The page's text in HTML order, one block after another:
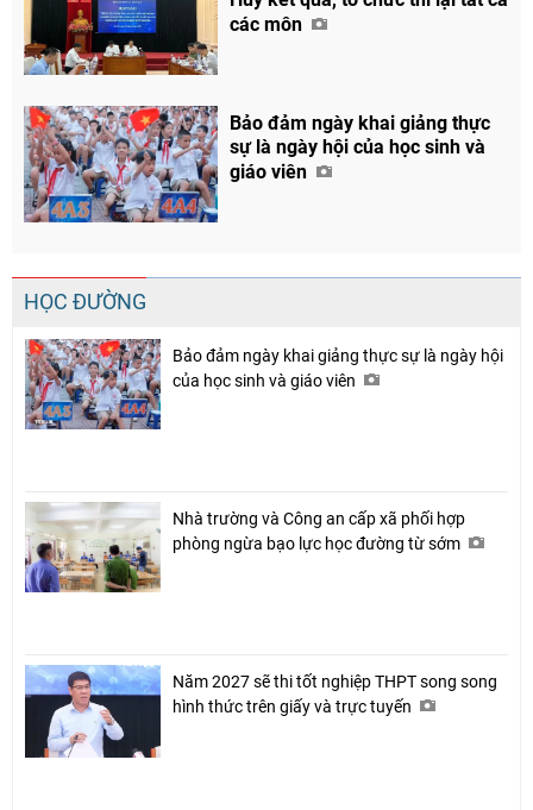
các môn
Bảo đảm ngày khai giảng thực
sự là ngày hội của học sinh và
giáo viên
HỌC ĐƯỜNG
Bảo đảm ngày khai giảng thực sự là ngày hội
của học sinh và giáo viên
Nhà trường và Công an cấp xã phối hợp
phòng ngừa bạo lực học đường từ sớm
Năm 2027 sẽ thi tốt nghiệp THPT song song
hình thức trên giấy và trực tuyến